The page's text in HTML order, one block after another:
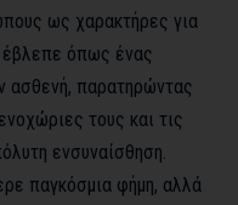
ως χαρακτήρες για
έβλεπε όπως ένας
ασθενή, παρατηρώντας
τους και τις
ενσυναίσθηση.
παγκόσμια φήμη, αλλά